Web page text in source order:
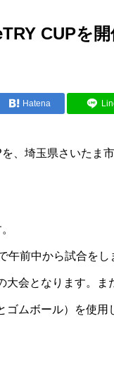
CUPを開
Hatena
、埼玉県さいたま
午前中から試合をし
大会となります。ま
ゴムボール）を使